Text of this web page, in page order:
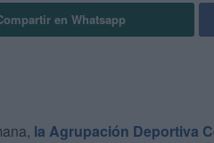
en Whatsapp
la Agrupación Deportiva